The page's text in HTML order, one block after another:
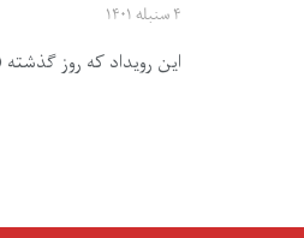
۴ سنبله ۱۴۰۱
این رویداد که روز گذشته (پنجشنبه، 3 سنبله) به طرز مشکوکی به وقوع پیوست، اصلیه